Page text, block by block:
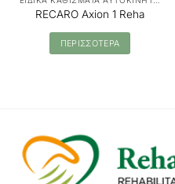
RECARO Axion 1 Reha
ΠΕΡΙΣΣΟΤΕΡΑ